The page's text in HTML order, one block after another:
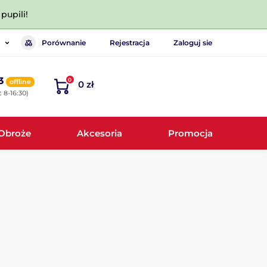
Porównanie Rejestracja Zaloguj sie
offline
8-16:30)
0 0 zł
Akcesoria Promocja